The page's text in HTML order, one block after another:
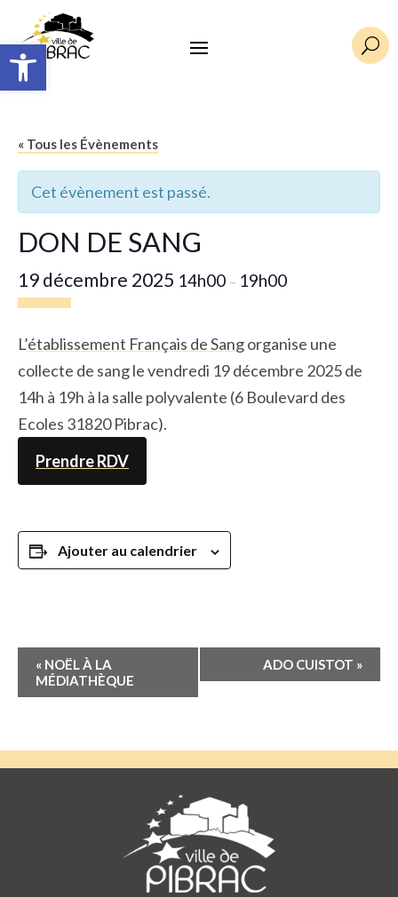
Ouvrir la barre d’outils U
« Tous les Évènements
Cet évènement est passé.
DON DE SANG
19 décembre 2025 14h00 – 19h00
L’établissement Français de Sangorganise une
collecte de sang le vendredi 19 décembre 2025 de
14h à 19h à la salle polyvalente (6 Boulevard des
Ecoles 31820 Pibrac).
Prendre RDV
Ajouter au calendrier
Navigation
Évènement
« NOËL À LA
MÉDIATHÈQUE
ADO CUISTOT »